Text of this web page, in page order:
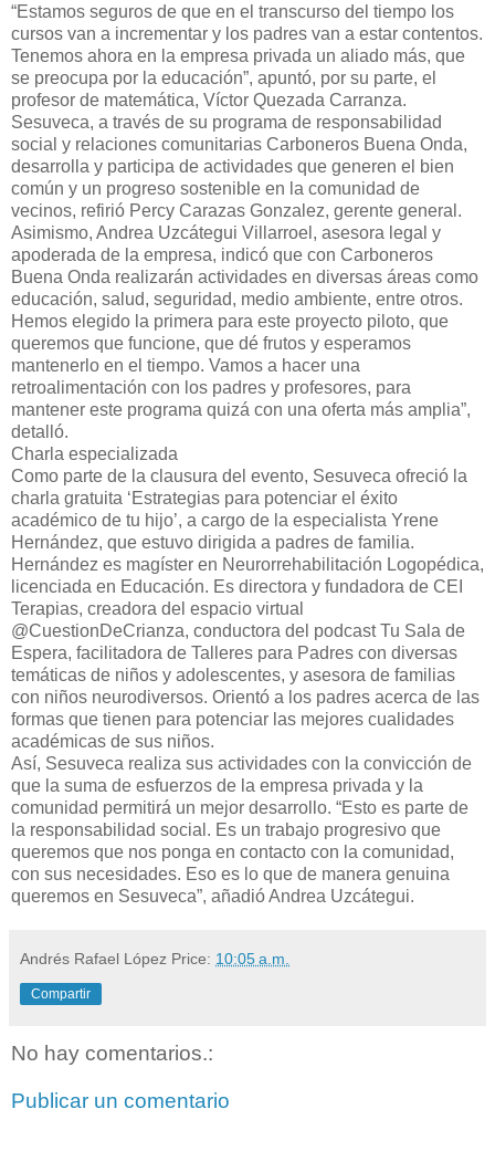
“Estamos seguros de que en el transcurso del tiempo los
cursos van a incrementar y los padres van a estar contentos.
Tenemos ahora en la empresa privada un aliado más, que
se preocupa por la educación”, apuntó, por su parte, el
profesor de matemática, Víctor Quezada Carranza.
Sesuveca, a través de su programa de responsabilidad
social y relaciones comunitarias Carboneros Buena Onda,
desarrolla y participa de actividades que generen el bien
común y un progreso sostenible en la comunidad de
vecinos, refirió Percy Carazas Gonzalez, gerente general.
Asimismo, Andrea Uzcátegui Villarroel, asesora legal y
apoderada de la empresa, indicó que con Carboneros
Buena Onda realizarán actividades en diversas áreas como
educación, salud, seguridad, medio ambiente, entre otros.
Hemos elegido la primera para este proyecto piloto, que
queremos que funcione, que dé frutos y esperamos
mantenerlo en el tiempo. Vamos a hacer una
retroalimentación con los padres y profesores, para
mantener este programa quizá con una oferta más amplia”,
detalló.
Charla especializada
Como parte de la clausura del evento, Sesuveca ofreció la
charla gratuita ‘Estrategias para potenciar el éxito
académico de tu hijo’, a cargo de la especialista Yrene
Hernández, que estuvo dirigida a padres de familia.
Hernández es magíster en Neurorrehabilitación Logopédica,
licenciada en Educación. Es directora y fundadora de CEI
Terapias, creadora del espacio virtual
@CuestionDeCrianza, conductora del podcast Tu Sala de
Espera, facilitadora de Talleres para Padres con diversas
temáticas de niños y adolescentes, y asesora de familias
con niños neurodiversos. Orientó a los padres acerca de las
formas que tienen para potenciar las mejores cualidades
académicas de sus niños.
Así, Sesuveca realiza sus actividades con la convicción de
que la suma de esfuerzos de la empresa privada y la
comunidad permitirá un mejor desarrollo. “Esto es parte de
la responsabilidad social. Es un trabajo progresivo que
queremos que nos ponga en contacto con la comunidad,
con sus necesidades. Eso es lo que de manera genuina
queremos en Sesuveca”, añadió Andrea Uzcátegui.
Andrés Rafael López Price: 10:05 a.m.
Compartir
No hay comentarios.:
Publicar un comentario